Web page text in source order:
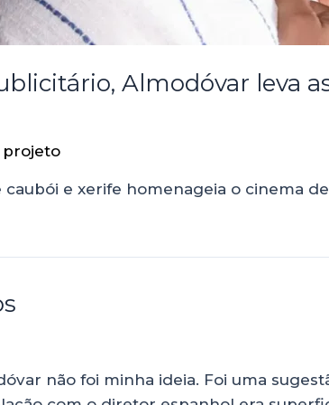
Almodóvar leva
projeto
e xerife homenageia o cinema
não foi minha ideia. Foi uma